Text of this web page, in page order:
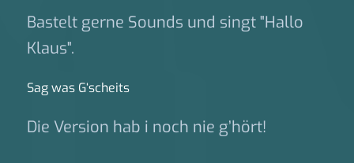
Bastelt gerne Sounds und singt "Hallo
Klaus".
Sag was G‘scheits
Die Version hab i noch nie g’hört!